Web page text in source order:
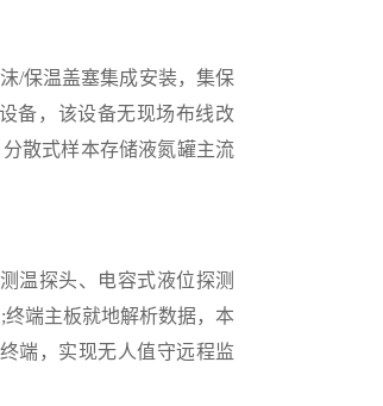
/保温盖塞集成安装，集保
备，该设备无现场布线改
散式样本存储液氮罐主流
温探头、电容式液位探测
端主板就地解析数据，本
端，实现无人值守远程监